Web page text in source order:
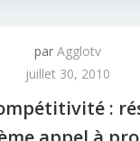
par Agglotv
juillet 30, 2010
: